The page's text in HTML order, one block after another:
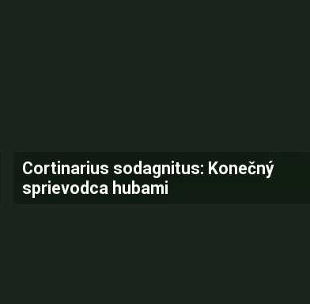
Cortinarius sodagnitus: Konečný
sprievodca hubami